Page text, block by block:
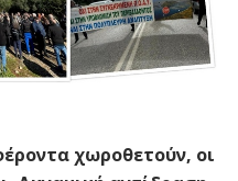
χωροθετούν, οι